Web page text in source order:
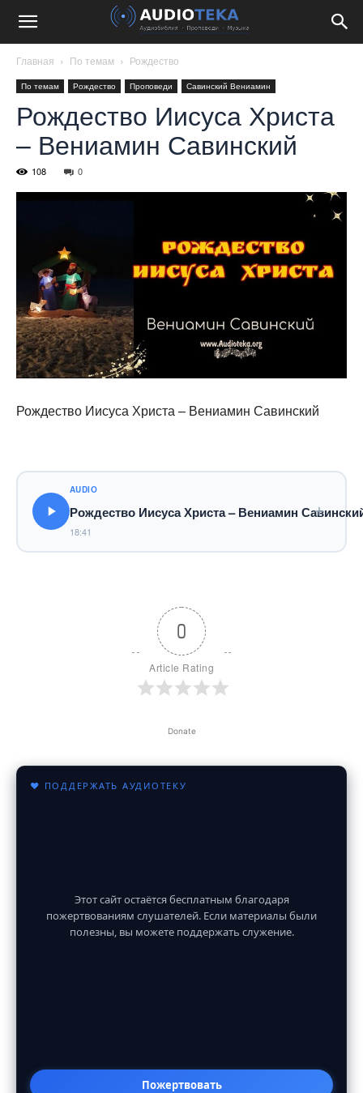
Главная По темам Рождество
По темам Рождество Проповеди Савинский Вениамин
Рождество Иисуса Христа
– Вениамин Савинский
108 0
Рождество Иисуса Христа – Вениамин Савинский
AUDIO
Рождество Иисуса Христа – Вениамин
18:41
0
Article Rating
Donate
♥ ПОДДЕРЖАТЬ АУДИОТЕКУ
Этот сайт остаётся бесплатным благодаря
пожертвованиям слушателей. Если материалы были
полезны, вы можете поддержать служение.
Пожертвовать